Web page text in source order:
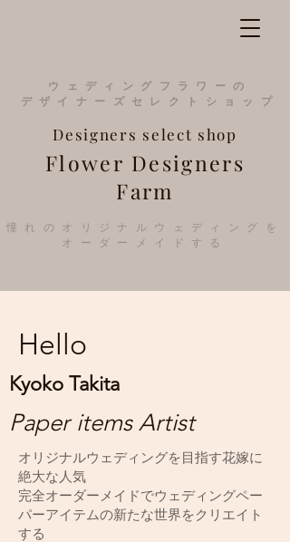
Flower Designers
Farm
憧れのオリジナルウェディングを
オーダーメイドする
​ウェディングフラワーの
デザイナーズ セレクトショップ
Designers select shop
Hello
Kyoko Takita
Paper items Artist
オリジナルウェディングを目指す花嫁に
絶大な人気
完全オーダーメイドでウェディングペー
パーアイテムの新たな世界をクリエイト
する